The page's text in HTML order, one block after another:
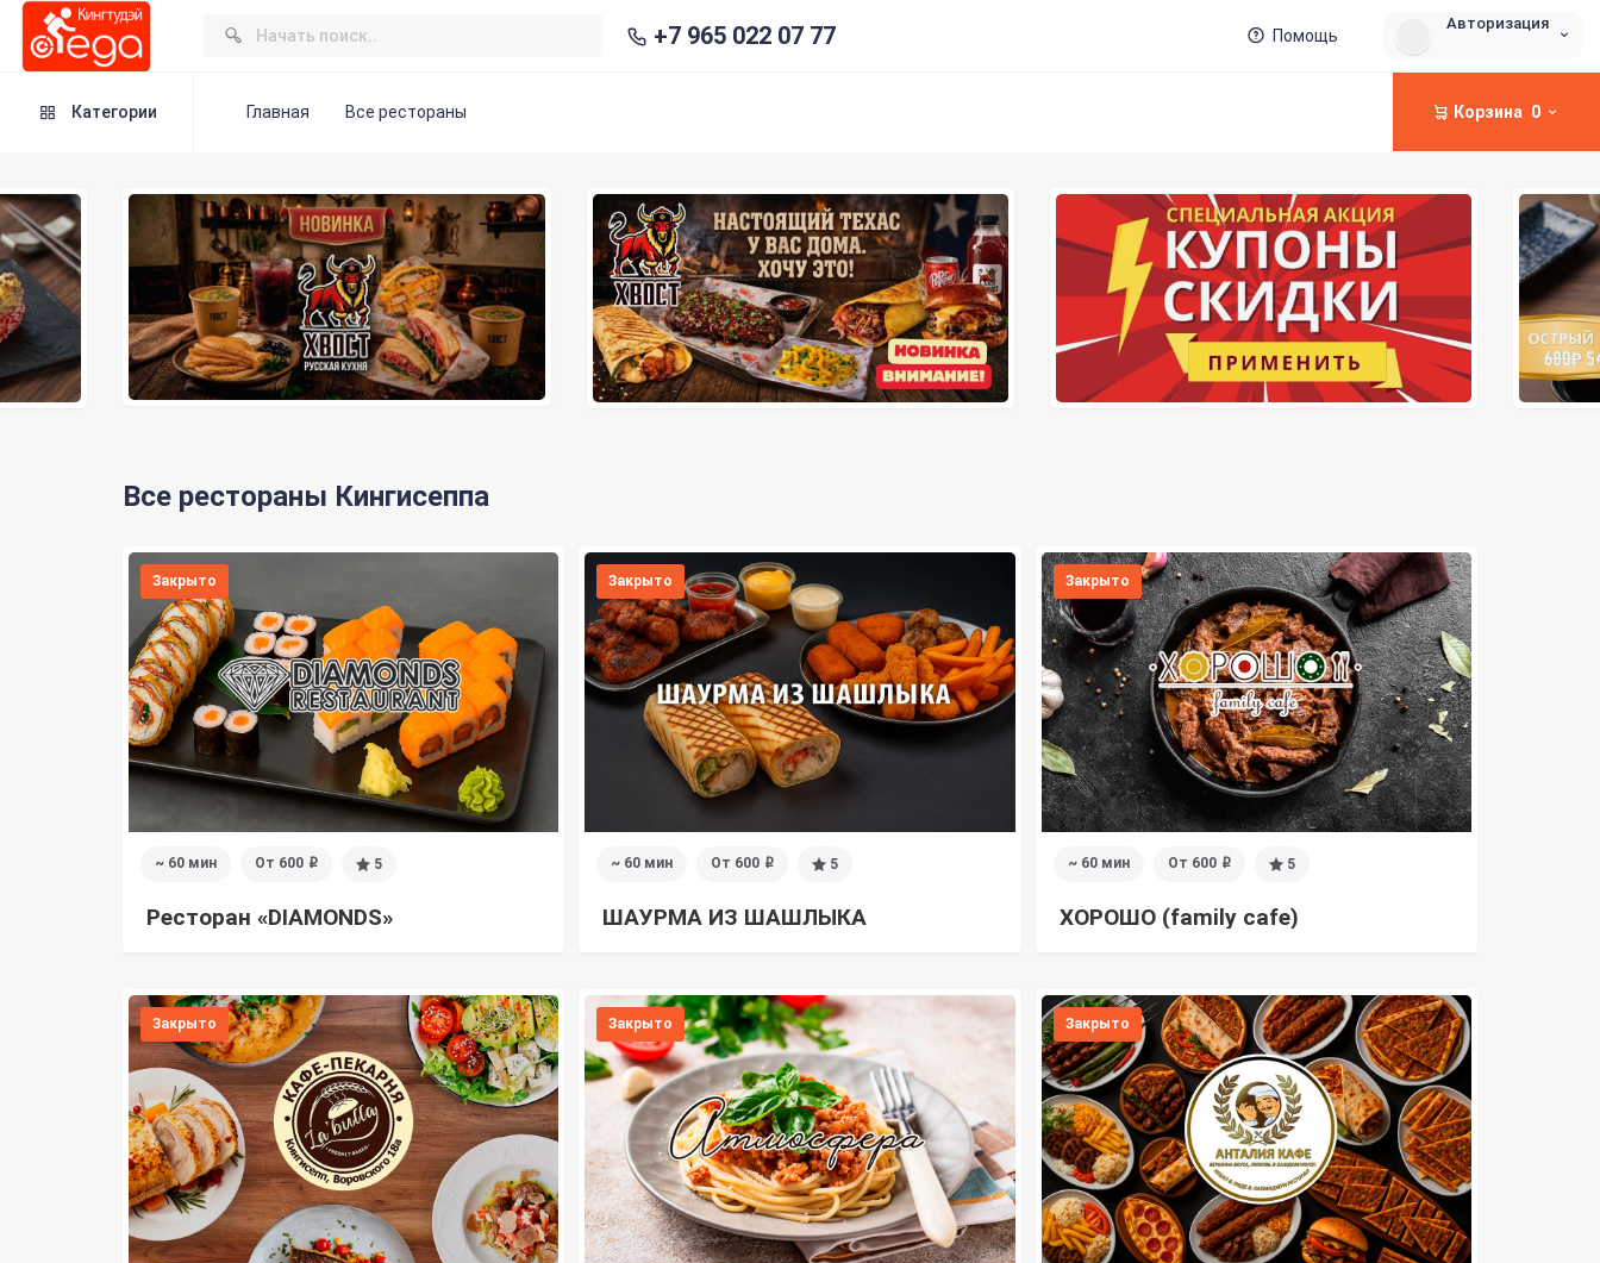
+7 965 022 07 77 Помощь
Авторизация
Категории Главная Все рестораны Корзина 0
Все рестораны Кингисеппа
Закрыто
~ 60 мин От 600 i 5
Ресторан «DIAMONDS»
Закрыто
~ 60 мин От 600 i 5
ШАУРМА ИЗ ШАШЛЫКА
Закрыто
~ 60 мин От 600 i 5
ХОРОШО (family cafe)
Закрыто Закрыто Закрыто